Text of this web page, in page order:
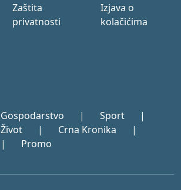
Zaštita
privatnosti
Izjava o
kolačićima
Gospodarstvo | Sport
|
Život | Crna Kronika
|
| Promo